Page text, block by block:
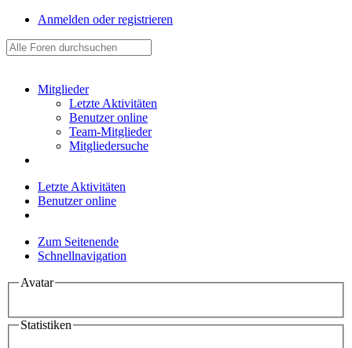
Anmelden oder registrieren
Mitglieder
Letzte Aktivitäten
Benutzer online
Team-Mitglieder
Mitgliedersuche
Letzte Aktivitäten
Benutzer online
Zum Seitenende
Schnellnavigation
Avatar
Statistiken